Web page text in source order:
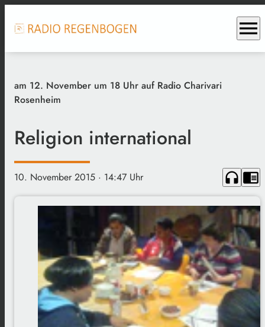
menu
am 12. November um 18 Uhr auf Radio Charivari
Rosenheim
Religion international
10. November 2015 · 14:47 Uhr headphones chrome_reader_mode